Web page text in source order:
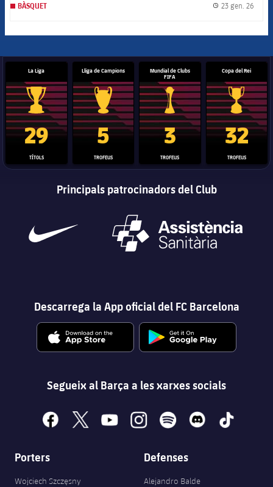
BÀSQUET 23 gen. 26
La Liga
Trofeu de la Liga
29
TÍTOLS
Lliga de Campions
Trofeu de la Lliga de Campions
5
TROFEUS
Mundial de Clubs
FIFA
Trofeu del Mundial de Clubs
3
TROFEUS
Copa del Rei
Copa del
32
TROFEUS
Principals patrocinadors del Club
Descarrega la App oficial del FC Barcelona
Segueix al Barça a les xarxes socials
facebook
x youtubeinstagramspotify discord tiktok
Porters
Wojciech Szczęsny
Defenses
Alejandro Balde